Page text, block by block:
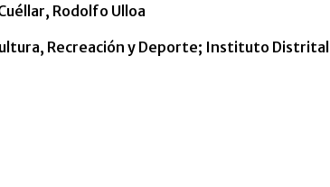
Rodolfo Ulloa
Recreación y Deporte; Instituto